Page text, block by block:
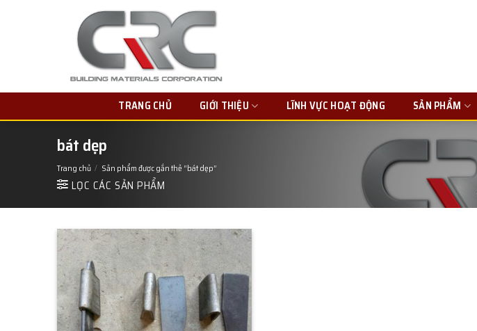
TRANG CHỦ GIỚI THIỆU LĨNH VỰC HOẠT ĐỘNG SẢN PHẨM
bát dẹp
Trang chủ / Sản phẩm được gắn thẻ “bát dẹp”
LỌC CÁC SẢN PHẨM